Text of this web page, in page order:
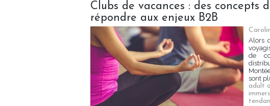
Clubs de vacances : des concepts
répondre aux enjeux B2B
Alors
de
sont
adult